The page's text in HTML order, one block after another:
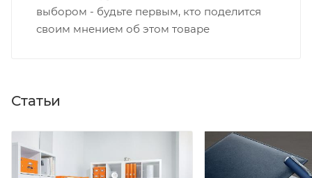
выбором - будьте первым, кто поделится
своим мнением об этом товаре
Статьи